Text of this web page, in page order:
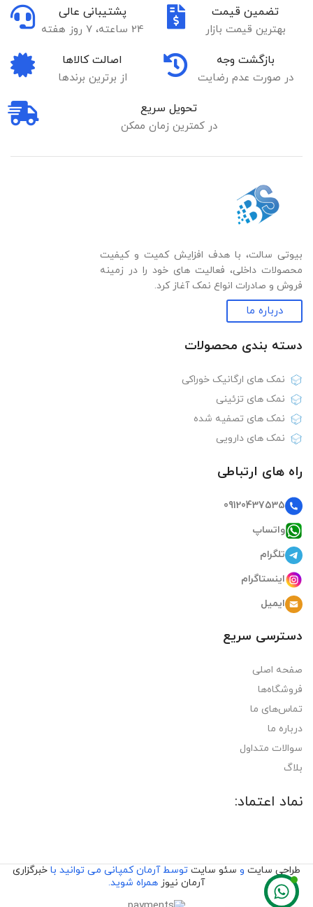
تضمین قیمت
بهترین قیمت بازار
پشتیبانی عالی
24 ساعته، 7 روز هفته
بازگشت وجه
در صورت عدم رضایت
اصالت کالاها
از برترین برندها
تحویل سریع
در کمترین زمان ممکن
بیوتی سالت، با هدف افزایش کمیت و کیفیت
محصولات داخلی، فعالیت های خود را در زمینه
فروش و صادرات انواع نمک آغاز کرد.
درباره ما
دسته بندی‌ محصولات
نمک های ارگانیک خوراکی
نمک های تزئینی
نمک های تصفیه شده
نمک های دارویی
راه های ارتباطی
09120437535
واتساپ
تلگرام
اینستاگرام
ایمیل
دسترسی سریع
صفحه اصلی
فروشگاه‌ها
تماس‌های ما
درباره ما
سوالات متداول
بلاگ
نماد اعتماد:
طراحی سایت و سئو سایت توسط آرمان کمپانی می توانید با خبرگزاری
آرمان نیوز همراه شوید.